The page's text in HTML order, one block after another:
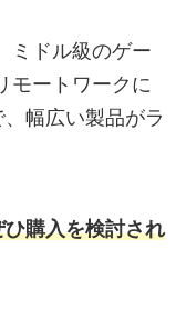
ミドル級のゲー
モートワークに
幅広い製品がラ
購入を検討され